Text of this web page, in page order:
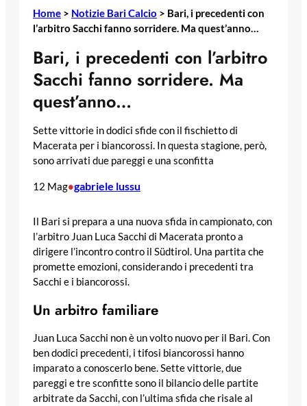
Home > Notizie Bari Calcio > Bari, i precedenti con
l’arbitro Sacchi fanno sorridere. Ma quest’anno…
Bari, i precedenti con l’arbitro
Sacchi fanno sorridere. Ma
quest’anno…
Sette vittorie in dodici sfide con il fischietto di
Macerata per i biancorossi. In questa stagione, però,
sono arrivati due pareggi e una sconfitta
12 Mag•gabriele lussu
Il Bari si prepara a una nuova sfida in campionato, con
l’arbitro Juan Luca Sacchi di Macerata pronto a
dirigere l’incontro contro il Südtirol. Una partita che
promette emozioni, considerando i precedenti tra
Sacchi e i biancorossi.
Un arbitro familiare
Juan Luca Sacchi non è un volto nuovo per il Bari. Con
ben dodici precedenti, i tifosi biancorossi hanno
imparato a conoscerlo bene. Sette vittorie, due
pareggi e tre sconfitte sono il bilancio delle partite
arbitrate da Sacchi, con l’ultima sfida che risale al